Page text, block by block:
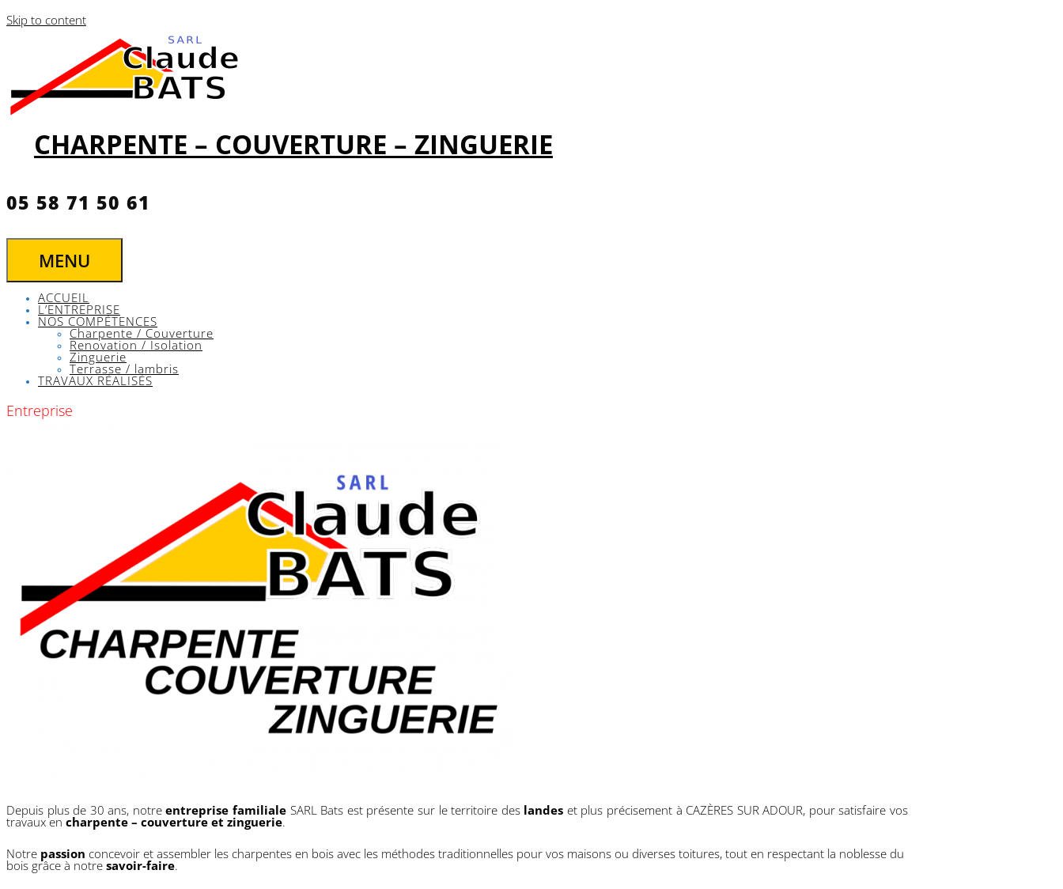
Skip to content
CHARPENTE – COUVERTURE – ZINGUERIE
05 58 71 50 61
MENU
ACCUEIL
L’ENTREPRISE
NOS COMPÉTENCES
Charpente / Couverture
Renovation / Isolation
Zinguerie
Terrasse / lambris
TRAVAUX RÉALISÉS
Entreprise
Depuis plus de 30 ans, notreentreprise familiale SARL Bats est présente sur le territoire des landes et plus précisement à CAZÈRES SUR ADOUR, pour satisfaire vos
travaux en charpente – couverture et zinguerie.
Notre passion concevoir et assembler les charpentes en bois avec les méthodes traditionnelles pour vos maisons ou diverses toitures, tout en respectant la noblesse du
bois grâce à notre savoir-faire.